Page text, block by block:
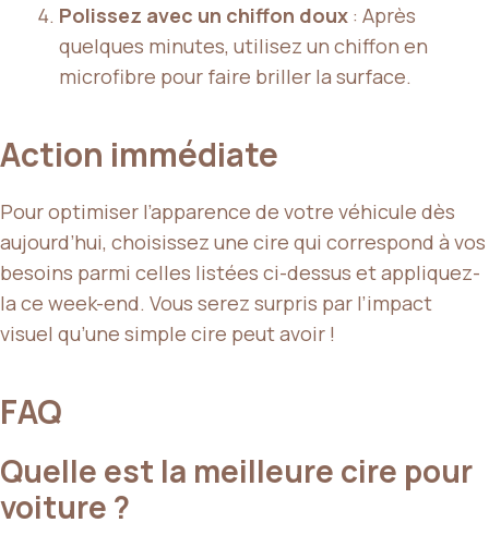
Polissez avec un chiffon doux : Après
quelques minutes, utilisez un chiffon en
microfibre pour faire briller la surface.
Action immédiate
Pour optimiser l’apparence de votre véhicule dès
aujourd’hui, choisissez une cire qui correspond à vos
besoins parmi celles listées ci-dessus et appliquez-
la ce week-end. Vous serez surpris par l’impact
visuel qu’une simple cire peut avoir !
FAQ
Quelle est la meilleure cire pour
voiture ?